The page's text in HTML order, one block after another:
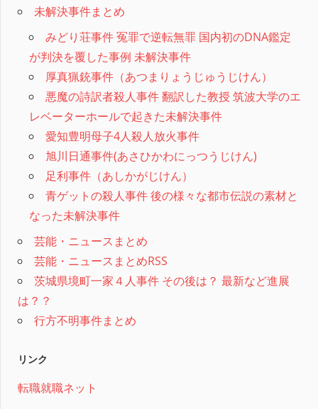
未解決事件まとめ
みどり荘事件 冤罪で逆転無罪 国内初のDNA鑑定
が判決を覆した事例 未解決事件
厚真猟銃事件（あつまりょうじゅうじけん）
悪魔の詩訳者殺人事件 翻訳した教授 筑波大学のエ
レベーターホールで起きた未解決事件
愛知豊明母子4人殺人放火事件
旭川日通事件(あさひかわにっつうじけん)
足利事件（あしかがじけん）
青ゲットの殺人事件 後の様々な都市伝説の素材と
なった未解決事件
芸能・ニュースまとめ
芸能・ニュースまとめRSS
茨城県境町一家４人事件 その後は？ 最新など進展
は？？
行方不明事件まとめ
リンク
転職就職ネット